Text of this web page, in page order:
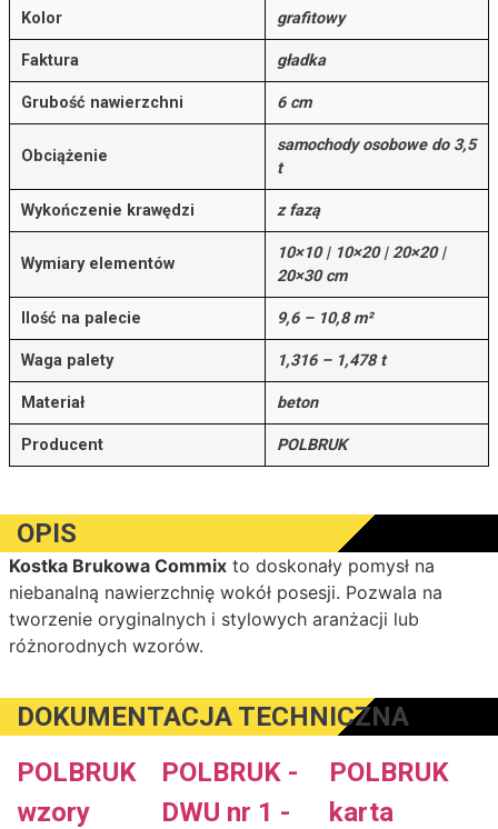
Kolor grafitowy
Faktura gładka
Grubość nawierzchni 6 cm
Obciążenie
samochody osobowe do 3,5
t
Wykończenie krawędzi z fazą
Wymiary elementów
10×10 | 10×20 | 20×20 |
20×30 cm
Ilość na palecie 9,6 – 10,8 m²
Waga palety 1,316 – 1,478 t
Materiał beton
Producent POLBRUK
OPIS
Kostka Brukowa Commix to doskonały pomysł na
niebanalną nawierzchnię wokół posesji. Pozwala na
tworzenie oryginalnych i stylowych aranżacji lub
różnorodnych wzorów.
DOKUMENTACJA TECHNICZNA
POLBRUK
wzory
POLBRUK -
DWU nr 1 -
POLBRUK
karta